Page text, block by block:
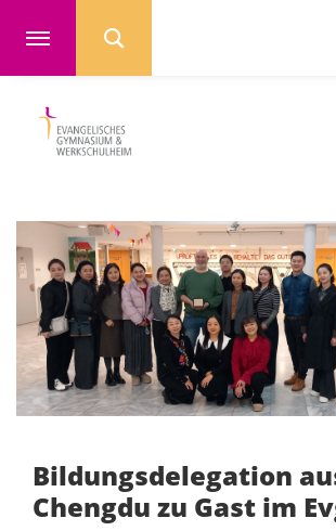
Bildungsdelegation
Chengdu zu Gast im